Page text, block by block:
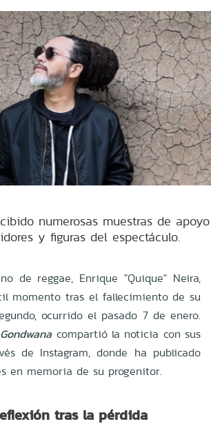
numerosas muestras de apoyo
y figuras del espectáculo.
de reggae, Enrique "Quique" Neira,
momento tras el fallecimiento de su
ocurrido el pasado 7 de enero.
Gondwanacompartió la noticia con sus
de Instagram, donde ha publicado
en memoria de su progenitor.
tras la pérdida